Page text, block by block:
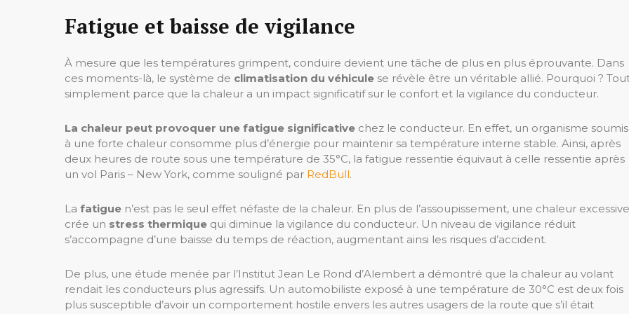
Fatigue et baisse de vigilance
À mesure que les températures grimpent, conduire devient une tâche de plus en plus éprouvante. Dans
ces moments-là, le système de climatisation du véhicule se révèle être un véritable allié. Pourquoi ?
simplement parce que la chaleur a un impact significatif sur le confort et la vigilance du conducteur.
La chaleur peut provoquer une fatigue significative chez le conducteur. En effet, un organisme soumis
à une forte chaleur consomme plus d’énergie pour maintenir sa température interne stable. Ainsi, après
deux heures de route sous une température de 35°C, la fatigue ressentie équivaut à celle ressentie après
un vol Paris – New York, comme souligné par RedBull.
La fatigue n’est pas le seul effet néfaste de la chaleur. En plus de l’assoupissement, une chaleur excessive
crée un stress thermique qui diminue la vigilance du conducteur. Un niveau de vigilance réduit
s’accompagne d’une baisse du temps de réaction, augmentant ainsi les risques d’accident.
De plus, une étude menée par l’Institut Jean Le Rond d’Alembert a démontré que la chaleur au volant
rendait les conducteurs plus agressifs. Un automobiliste exposé à une température de 30°C est deux fois
plus susceptible d’avoir un comportement hostile envers les autres usagers de la route que s’il était